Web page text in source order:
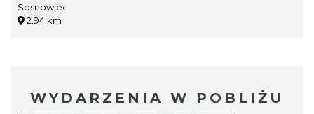
Sosnowiec
2.94 km
WYDARZENIA W POBLIŻU